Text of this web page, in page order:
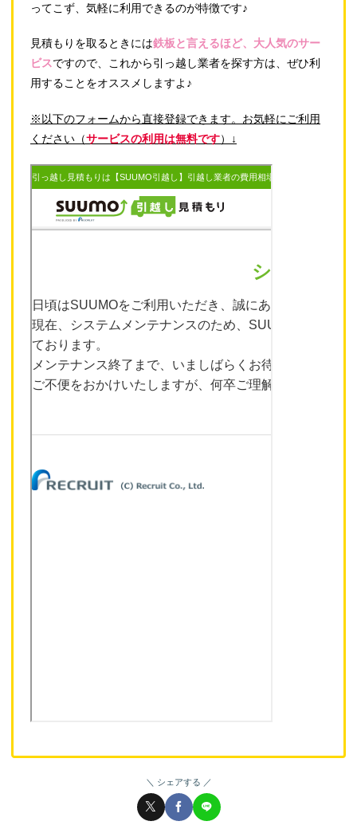
ってこず、気軽に利用できるのが特徴です♪
見積もりを取るときには鉄板と言えるほど、大人気のサー
ビスですので、これから引っ越し業者を探す方は、ぜひ利
用することをオススメしますよ♪
※以下のフォームから直接登録できます。お気軽にご利用
ください（サービスの利用は無料です）↓
シェアする